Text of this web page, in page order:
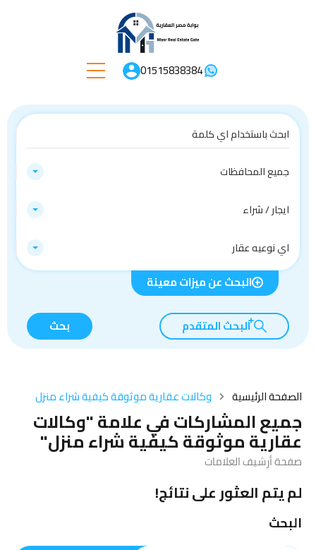
01515838384
جميع المحافظات
ايجار / شراء
اي نوعيه عقار
البحث عن ميزات معينة
البحث المتقدم بحث
الصفحة الرئيسية وكالات عقارية موثوقة كيفية شراء منزل
جميع المشاركات في علامة "وكالات
عقارية موثوقة كيفية شراء منزل"
صفحة أرشيف العلامات
لم يتم العثور على نتائج!
البحث